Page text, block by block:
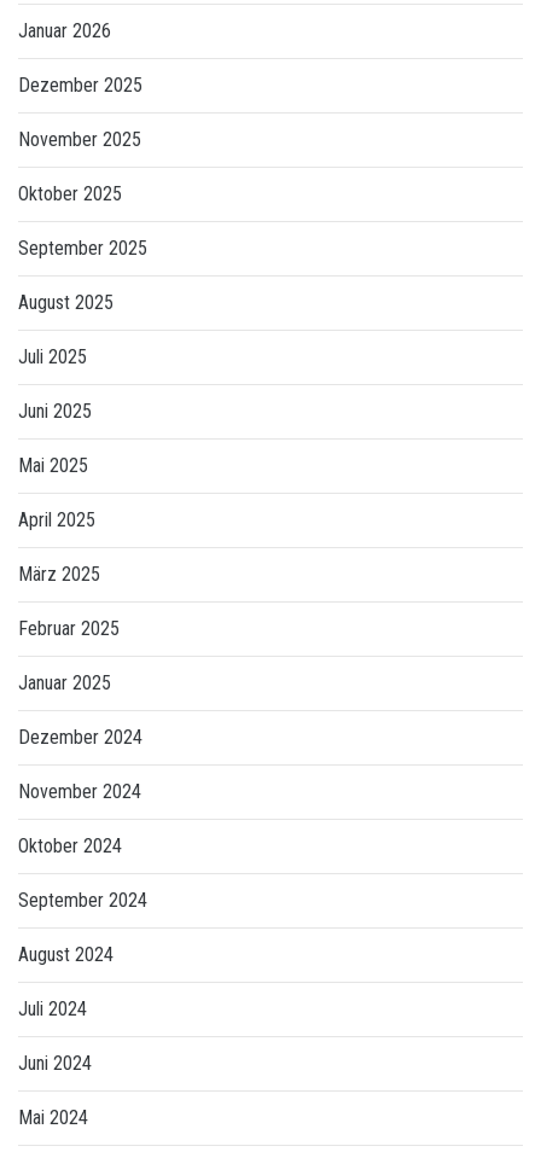
Januar 2026
Dezember 2025
November 2025
Oktober 2025
September 2025
August 2025
Juli 2025
Juni 2025
Mai 2025
April 2025
März 2025
Februar 2025
Januar 2025
Dezember 2024
November 2024
Oktober 2024
September 2024
August 2024
Juli 2024
Juni 2024
Mai 2024